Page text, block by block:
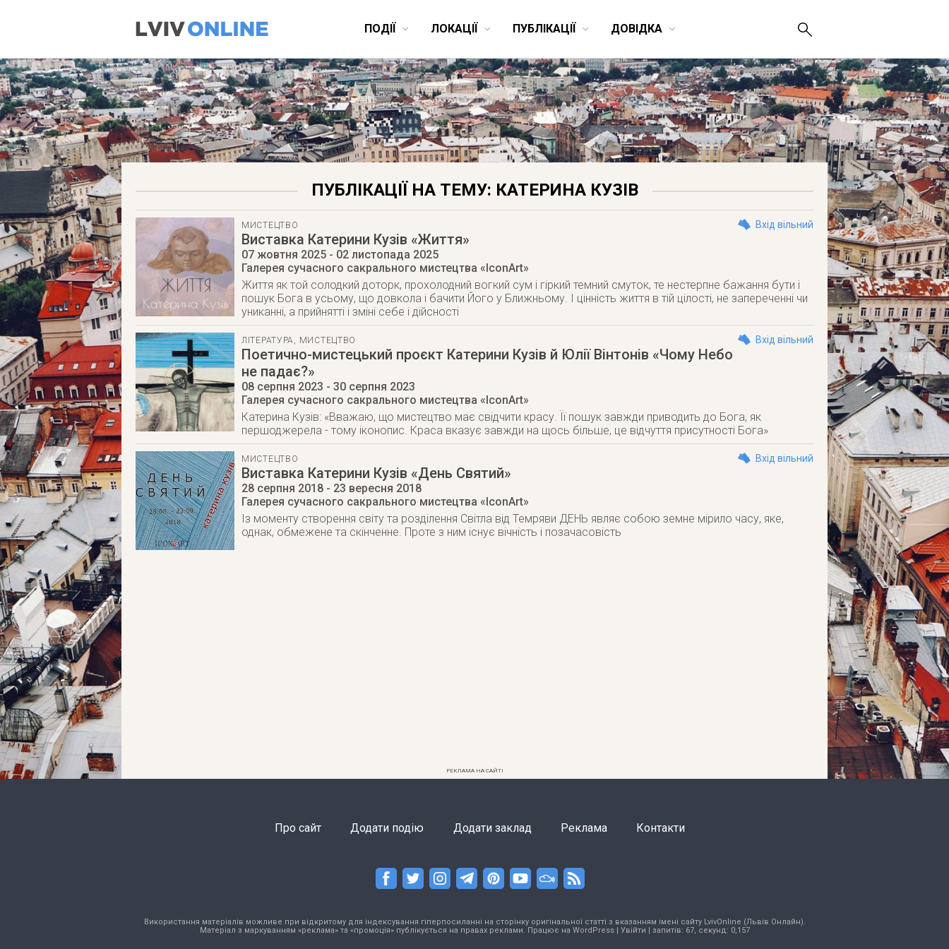
ПОДІЇ ЛОКАЦІЇ ПУБЛІКАЦІЇ ДОВІДКА
ПУБЛІКАЦІЇ НА ТЕМУ: КАТЕРИНА КУЗІВ
МИСТЕЦТВО Вхід вільний
Виставка Катерини Кузів «Життя»
07 жовтня 2025 - 02 листопада 2025
Галерея сучасного сакрального мистецтва «IconArt»
Життя як той солодкий доторк, прохолодний вогкий сум і гіркий темний смуток, те нестерпне бажання бути і
пошук Бога в усьому, що довкола і бачити Його у Ближньому. І цінність життя в тій цілості, не запереченні чи
униканні, а прийнятті і зміні себе і дійсності
ЛІТЕРАТУРА , МИСТЕЦТВО Вхід вільний
Поетично-мистецький проєкт Катерини Кузів й Юлії Вінтонів «Чому Небо
не падає?»
08 серпня 2023 - 30 серпня 2023
Галерея сучасного сакрального мистецтва «IconArt»
Катерина Кузів: «Вважаю, що мистецтво має свідчити красу. Її пошук завжди приводить до Бога, як
першоджерела - тому іконопис. Краса вказує завжди на щось більше, це відчуття присутності Бога»
МИСТЕЦТВО Вхід вільний
Виставка Катерини Кузів «День Святий»
28 серпня 2018 - 23 вересня 2018
Галерея сучасного сакрального мистецтва «IconArt»
Із моменту створення світу та розділення Світла від Темряви ДЕНЬ являє собою земне мірило часу, яке,
однак, обмежене та скінченне. Проте з ним існує вічність і позачасовість
РЕКЛАМА НА САЙТІ
Про сайт Додати подію Додати заклад Реклама Контакти
Використання матеріалів можливе при відкритому для індексування гіперпосиланні на сторінку оригінальної статті з вказанням імені сайту LvivOnline (Львів Онлайн).
Матеріал з маркуванням «реклама» та «промоція» публікується на правах реклами. Працює на WordPress| Увійти | запитів: 67, секунд: 0,157